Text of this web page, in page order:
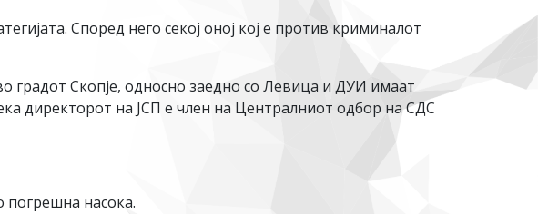
Според него секој оној кој е против криминалот
градот Скопје, односно заедно со Левица и ДУИ имаат
директорот на ЈСП е член на Централниот одбор на СДС
погрешна насока.